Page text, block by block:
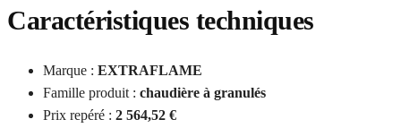
Caractéristiques techniques
Marque : EXTRAFLAME
Famille produit : chaudière à granulés
Prix repéré : 2 564,52 €